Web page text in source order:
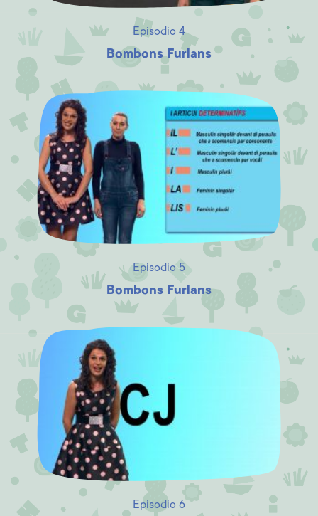
Episodio 4
Bombons Furlans
Episodio 5
Bombons Furlans
Episodio 6